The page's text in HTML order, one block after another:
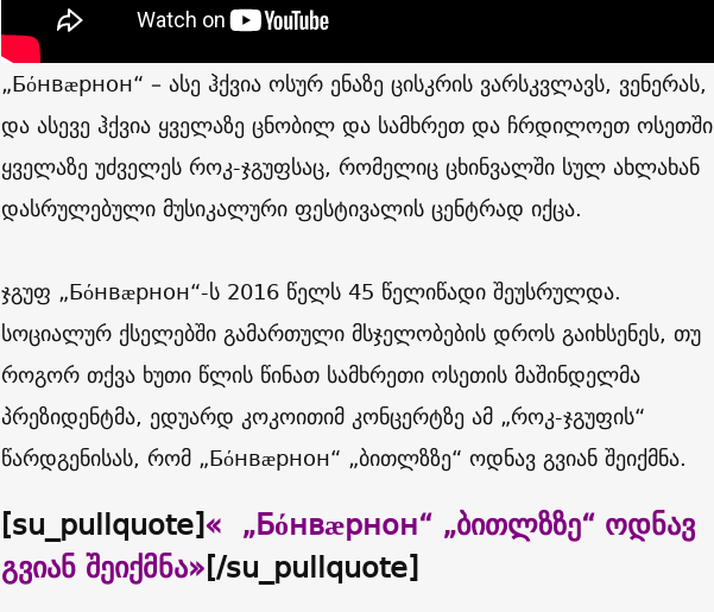
„Бόнвæрнон“ – ასე ჰქვია ოსურ ენაზე ცისკრის ვარსკვლავს, ვენერას,
და ასევე ჰქვია ყველაზე ცნობილ და სამხრეთ და ჩრდილოეთ ოსეთში
ყველაზე უძველეს როკ-ჯგუფსაც, რომელიც ცხინვალში სულ ახლახან
დასრულებული მუსიკალური ფესტივალის ცენტრად იქცა.
ჯგუფ „Бόнвæрнон“-ს 2016 წელს 45 წელიწადი შეუსრულდა.
სოციალურ ქსელებში გამართული მსჯელობების დროს გაიხსენეს, თუ
როგორ თქვა ხუთი წლის წინათ სამხრეთი ოსეთის მაშინდელმა
პრეზიდენტმა, ედუარდ კოკოითიმ კონცერტზე ამ „როკ-ჯგუფის“
წარდგენისას, რომ „Бόнвæрнон“ „ბითლზზე“ ოდნავ გვიან შეიქმნა.
[su_pullquote]« „Бόнвæрнон“ „ბითლზზე“ ოდნავ
გვიან შეიქმნა»[/su_pullquote]